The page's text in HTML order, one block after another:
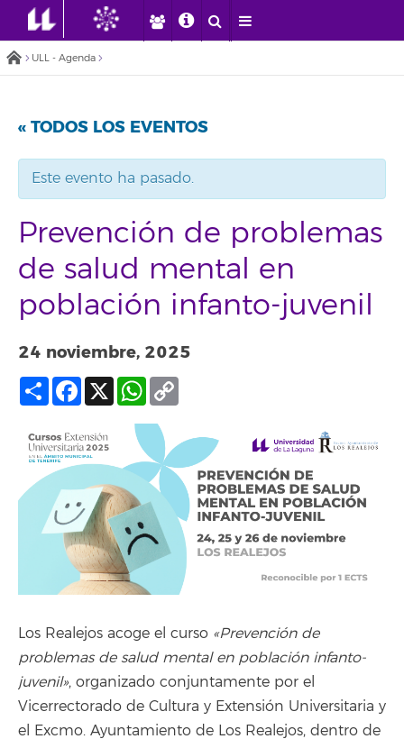
ULL - Agenda
« TODOS LOS EVENTOS
Este evento ha pasado.
Prevención de problemas
de salud mental en
población infanto-juvenil
24 noviembre, 2025
Compartir
Facebook
X WhatsApp
Los Realejos acoge el curso «Prevención de
problemas de salud mental en población infanto-
juvenil», organizado conjuntamente por el
Vicerrectorado de Cultura y Extensión Universitaria y
el Excmo. Ayuntamiento de Los Realejos, dentro de